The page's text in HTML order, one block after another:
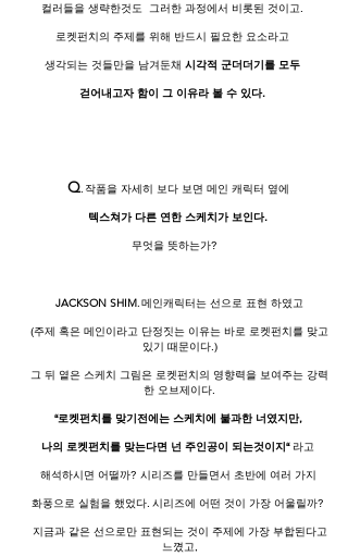
컬러들을 생략한것도 그러한 과정에서 비롯된 것이고.
로켓펀치의 주제를 위해 반드시 필요한 요소라고
생각되는 것들만을 남겨둔채 시각적 군더더기를 모두
걷어내고자 함이 그 이유라 볼 수 있다.
Q. 작품을 자세히 보다 보면 메인 캐릭터 옆에
텍스쳐가 다른 연한 스케치가 보인다.
무엇을 뜻하는가?
JACKSON SHIM.메인캐릭터는 선으로 표현 하였고
(주제 혹은 메인이라고 단정짓는 이유는 바로 로켓펀치를 맞고
있기 때문이다.)
그 뒤 옅은 스케치 그림은 로켓펀치의 영향력을 보여주는 강력
한 오브제이다.
“로켓펀치를 맞기전에는 스케치에 불과한 너였지만,
나의 로켓펀치를 맞는다면 넌 주인공이 되는것이지“ 라고
해석하시면 어떨까? 시리즈를 만들면서 초반에 여러 가지
화풍으로 실험을 했었다. 시리즈에 어떤 것이 가장 어울릴까?
지금과 같은 선으로만 표현되는 것이 주제에 가장 부합된다고
느꼈고,